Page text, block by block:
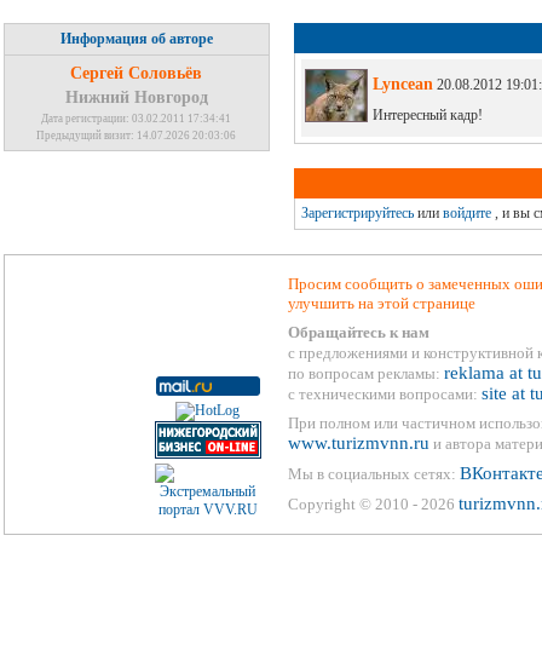
Информация об авторе
Сергей Соловьёв
Нижний Новгород
Дата регистрации: 03.02.2011 17:34:41
Предыдущий визит: 14.07.2026 20:03:06
Lyncean20.08.2012
Интересный кадр!
Зарегистрируйтесьили войдите, и вы
Просим сообщить о замеченных
улучшить на этой странице
Обращайтесь к нам
с предложениями и конструктивной
по вопросам рекламы: reklama at
с техническими вопросами: site at
При полном или частичном
www.turizmvnn.ru и автора
Мы в социальных сетях:
Copyright © 2010 - 2026